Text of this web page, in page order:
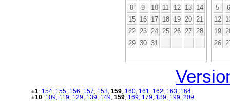
8
9 10 11 12 13
14
15
16 17 18 19 20
21
22
23 24 25 26 27
28
29 30 31
5
6
12
19
26
±1: 154 155 156 157 158 159 160 161 162 163 164
±10: 109 119 129 139 149 159 169 179 189 199 209